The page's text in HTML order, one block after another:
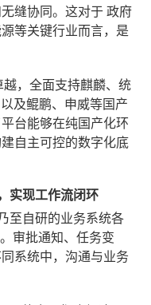
缝协同。这对于 政府
等关键行业而言，是
，全面支持麒麟、统
及鲲鹏、申威等国产
台能够在纯国产化环
自主可控的数字化底
实现工作流闭环
至自研的业务系统各
审批通知、任务变
系统中，沟通与业务